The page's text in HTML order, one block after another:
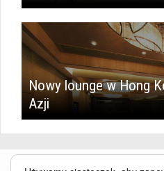
Nowy lounge w Hong
Azji